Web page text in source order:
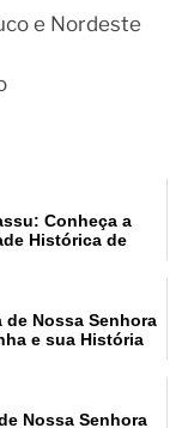
e Nordeste
Conheça a
Histórica de
de Nossa Senhora
e sua História
Nossa Senhora